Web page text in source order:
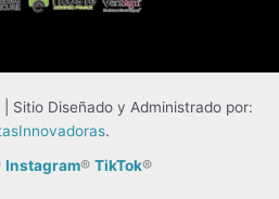
Diseñado y Administrado por:
.
Instagram® TikTok®